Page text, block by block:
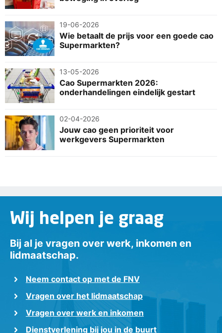
19-06-2026
Wie betaalt de prijs voor een goede cao
Supermarkten?
13-05-2026
Cao Supermarkten 2026:
onderhandelingen eindelijk gestart
02-04-2026
Jouw cao geen prioriteit voor
werkgevers Supermarkten
Wij helpen je graag
Bij al je vragen over werk, inkomen en
lidmaatschap.
Neem contact op met de FNV
Vragen over het lidmaatschap
Vragen over werk en inkomen
Dienstverlening bij jou in de buurt